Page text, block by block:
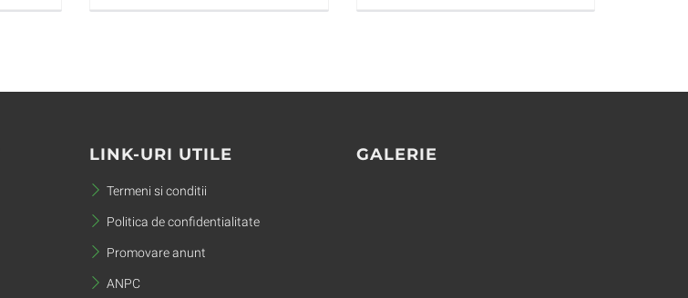
LINK-URI UTILE
Termeni si conditii
Politica de confidentialitate
Promovare anunt
ANPC
GALERIE